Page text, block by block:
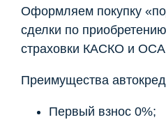
Оформляем покупку
сделки по
страховки КАСКО и
Преимущества
Первый взнос 0%;